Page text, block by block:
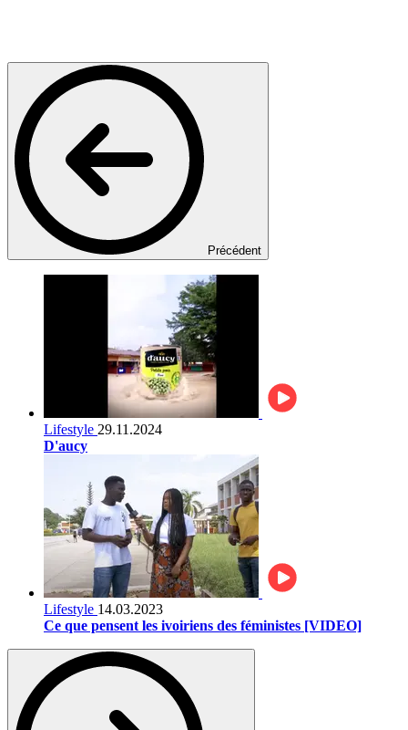
Précédent
Lifestyle 29.11.2024
D'aucy
Lifestyle 14.03.2023
Ce que pensent les ivoiriens des féministes [VIDEO]